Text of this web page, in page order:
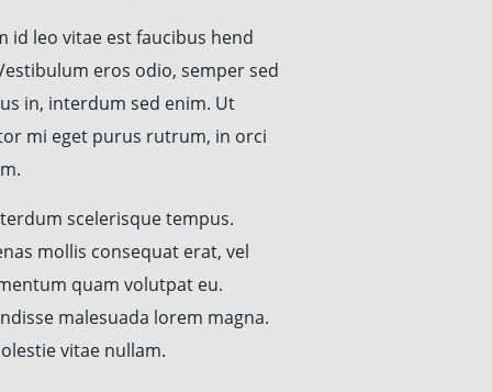
id leo vitae est faucibus hend
eros odio, semper sed
in, interdum sed enim. Ut
mi eget purus rutrum, in orci
scelerisque tempus.
mollis consequat erat, vel
quam volutpat eu.
malesuada lorem magna.
vitae nullam.